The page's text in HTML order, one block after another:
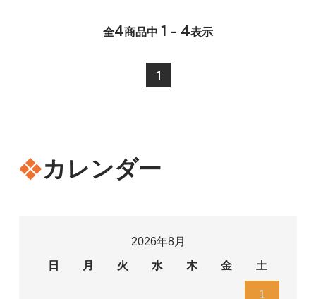
全4商品中 1 - 4表示
1
カレンダー
2026年8月
日
月 火 水 木 金 土
1